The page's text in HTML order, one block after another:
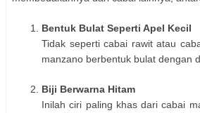
Bentuk Bulat Seperti Apel Kecil
Tidak seperti cabai rawit atau
manzano berbentuk bulat dengan
Biji Berwarna Hitam
Inilah ciri paling khas dari cabai